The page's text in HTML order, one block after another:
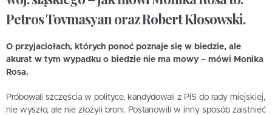
Petros Tovmasyan oraz Robert Kłosowski.
O przyjaciołach, których ponoć poznaje się w biedzie, ale
akurat w tym wypadku o biedzie nie ma mowy – mówi Monika
Rosa.
Próbowali szczęścia w polityce, kandydowali z PiS do rady miejskiej,
nie wyszło, ale nie złożyli broni. Postanowili w inny sposób zaistnieć